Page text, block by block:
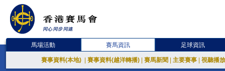
馬場活動 賽馬資訊 足球資訊
賽事資料(本地) 賽事資料(越洋轉播) 賽馬新聞 主要賽事 視聽播